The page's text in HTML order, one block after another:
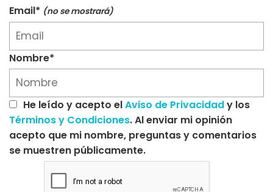
Email* (no se mostrará)
Nombre*
He leído y acepto elAviso de Privacidady los
Términos y Condiciones. Al enviar mi opinión
acepto que mi nombre, preguntas y comentarios
se muestren públicamente.